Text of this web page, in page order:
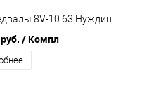
8V-10.63 Нуждин
/ Компл